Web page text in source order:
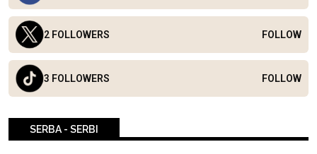
2 FOLLOWERS FOLLOW
3 FOLLOWERS FOLLOW
SERBA - SERBI